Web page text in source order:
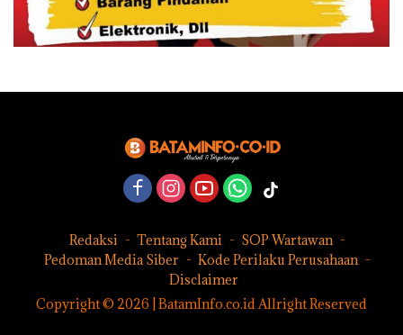
Redaksi Tentang Kami
SOP Wartawan
Pedoman Media Siber
Kode Perilaku Perusahaan
Disclaimer
Copyright © 2026 | BatamInfo.co.id Allright Reserved